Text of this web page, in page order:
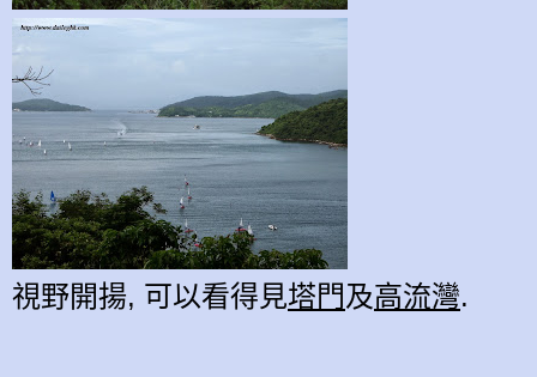
視野開揚, 可以看得見塔門及高流灣.